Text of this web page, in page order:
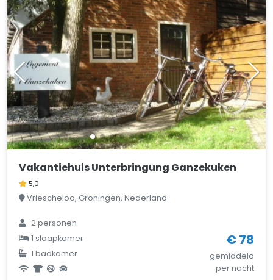
Vakantiehuis Unterbringung Ganzekuken
5,0
Vriescheloo, Groningen, Nederland
2 personen
1 slaapkamer
1 badkamer
€ 78
gemiddeld
per nacht